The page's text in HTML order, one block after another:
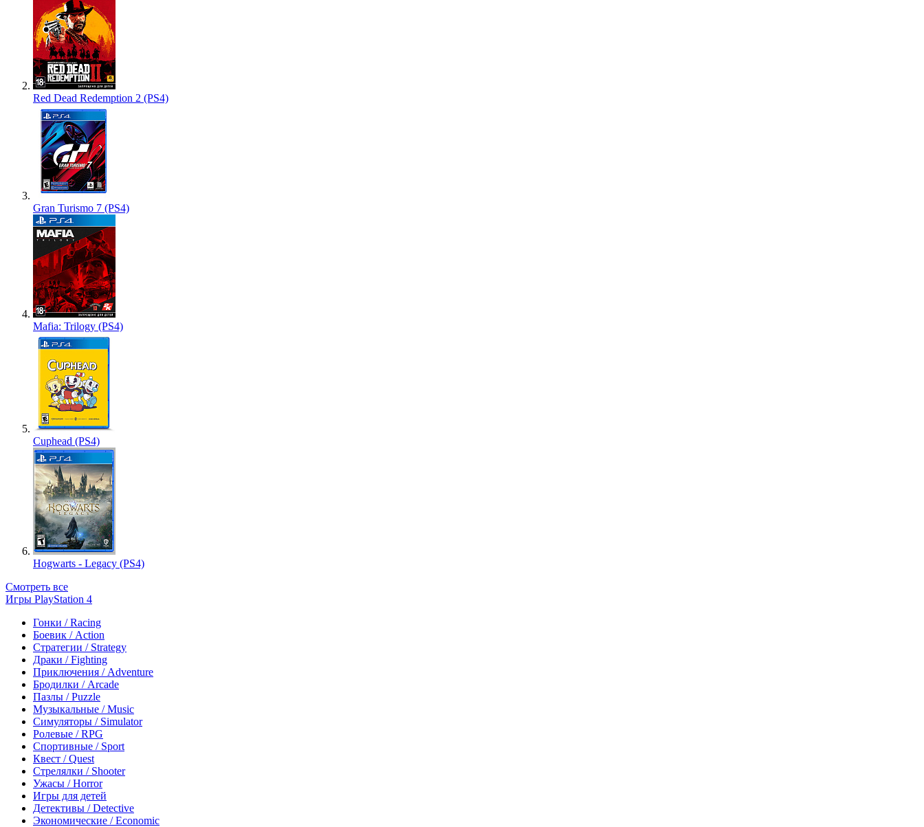
Red Dead Redemption 2 (PS4)
Gran Turismo 7 (PS4)
Mafia: Trilogy (PS4)
Cuphead (PS4)
Hogwarts - Legacy (PS4)
Смотреть все
Игры PlayStation 4
Гонки / Racing
Боевик / Action
Стратегии / Strategy
Драки / Fighting
Приключения / Adventure
Бродилки / Arcade
Пазлы / Puzzle
Музыкальные / Music
Симуляторы / Simulator
Ролевые / RPG
Спортивные / Sport
Квест / Quest
Стрелялки / Shooter
Ужасы / Horror
Игры для детей
Детективы / Detective
Экономические / Economic